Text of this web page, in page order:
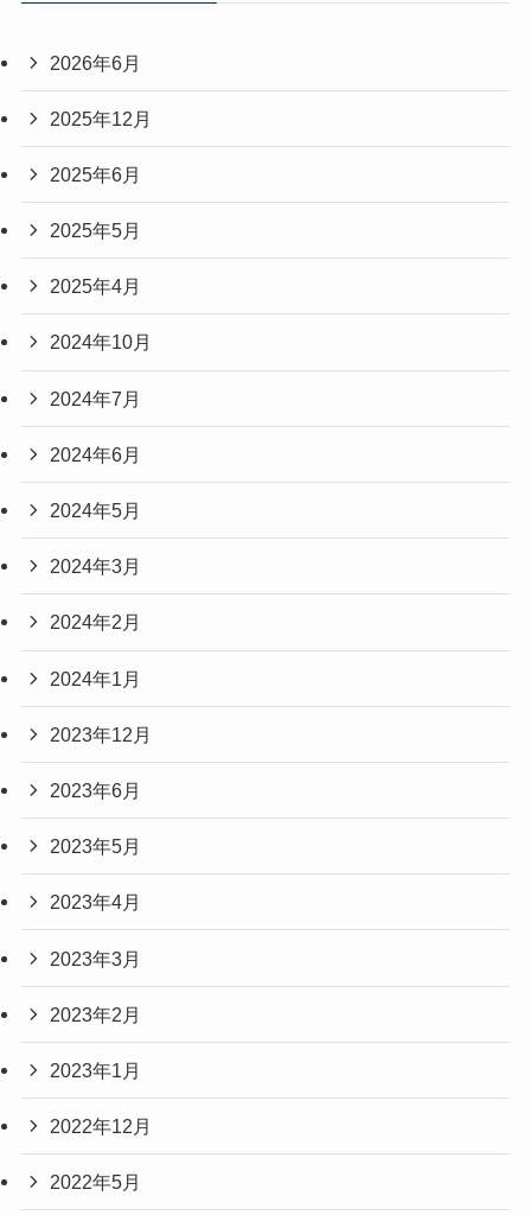
2026年6月
2025年12月
2025年6月
2025年5月
2025年4月
2024年10月
2024年7月
2024年6月
2024年5月
2024年3月
2024年2月
2024年1月
2023年12月
2023年6月
2023年5月
2023年4月
2023年3月
2023年2月
2023年1月
2022年12月
2022年5月